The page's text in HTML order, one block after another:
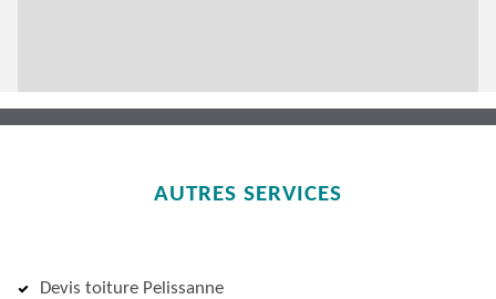
AUTRES SERVICES
Devis toiture Pelissanne